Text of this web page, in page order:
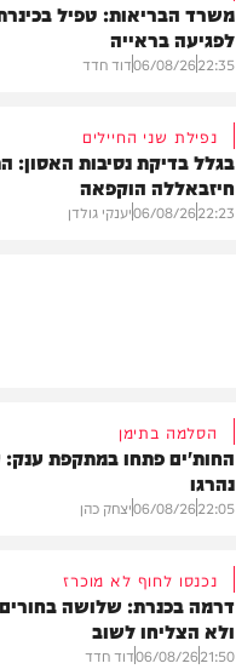
משרד הבריאות: טפיל
לפגיעה בראייה
22:35
06/08/26דוד חדד
נפילת שני החיילים
בגלל בדיקת נסיבות האסון:
חיזבאללה הוקפאה
22:23
06/08/26יענקי גולדן
הסלמה בתימן
החות'ים פתחו במתקפת ענק:
נהרגו
22:05
06/08/26יצחק כהן
נכנסו לחוף לא מוכרז
דרמה בכנרת: שלושה
ולא הצליחו לשוב
21:50
06/08/26דוד חדד